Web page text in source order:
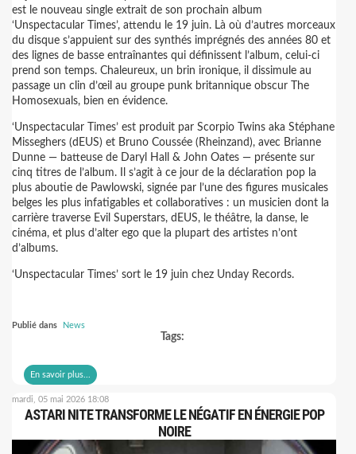
est le nouveau single extrait de son prochain album
‘Unspectacular Times’, attendu le 19 juin. Là où d’autres morceaux
du disque s’appuient sur des synthés imprégnés des années 80 et
des lignes de basse entraînantes qui définissent l’album, celui-ci
prend son temps. Chaleureux, un brin ironique, il dissimule au
passage un clin d’œil au groupe punk britannique obscur The
Homosexuals, bien en évidence.
‘Unspectacular Times’ est produit par Scorpio Twins aka Stéphane
Misseghers (dEUS) et Bruno Coussée (Rheinzand), avec Brianne
Dunne — batteuse de Daryl Hall & John Oates — présente sur
cinq titres de l’album. Il s’agit à ce jour de la déclaration pop la
plus aboutie de Pawlowski, signée par l’une des figures musicales
belges les plus infatigables et collaboratives : un musicien dont la
carrière traverse Evil Superstars, dEUS, le théâtre, la danse, le
cinéma, et plus d’alter ego que la plupart des artistes n’ont
d’albums.
‘Unspectacular Times’ sort le 19 juin chez Unday Records.
Publié dans News
Tags:
En savoir plus...
mardi, 05 mai 2026 18:08
ASTARI NITE TRANSFORME LE NÉGATIF EN ÉNERGIE POP
NOIRE